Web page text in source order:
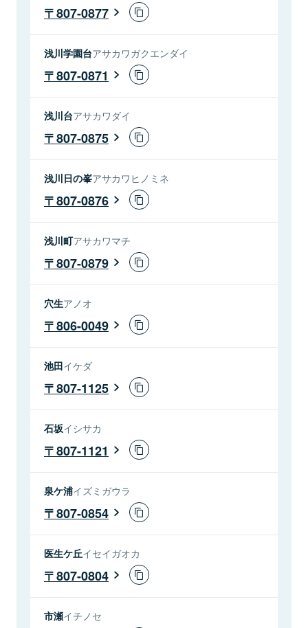
807-0877
浅川学園台アサカワガクエンダイ
807-0871
浅川台アサカワダイ
807-0875
浅川日の峯アサカワヒノミネ
807-0876
浅川町アサカワマチ
807-0879
穴生アノオ
806-0049
池田イケダ
807-1125
石坂イシサカ
807-1121
泉ケ浦イズミガウラ
807-0854
医生ケ丘イセイガオカ
807-0804
市瀬イチノセ